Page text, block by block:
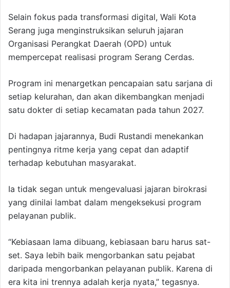
Selain fokus pada transformasi digital, Wali Kota
Serang juga menginstruksikan seluruh jajaran
Organisasi Perangkat Daerah (OPD) untuk
mempercepat realisasi program Serang Cerdas.
Program ini menargetkan pencapaian satu sarjana di
setiap kelurahan, dan akan dikembangkan menjadi
satu dokter di setiap kecamatan pada tahun 2027.
Di hadapan jajarannya, Budi Rustandi menekankan
pentingnya ritme kerja yang cepat dan adaptif
terhadap kebutuhan masyarakat.
Ia tidak segan untuk mengevaluasi jajaran birokrasi
yang dinilai lambat dalam mengeksekusi program
pelayanan publik.
“Kebiasaan lama dibuang, kebiasaan baru harus sat-
set. Saya lebih baik mengorbankan satu pejabat
daripada mengorbankan pelayanan publik. Karena di
era kita ini trennya adalah kerja nyata,” tegasnya.